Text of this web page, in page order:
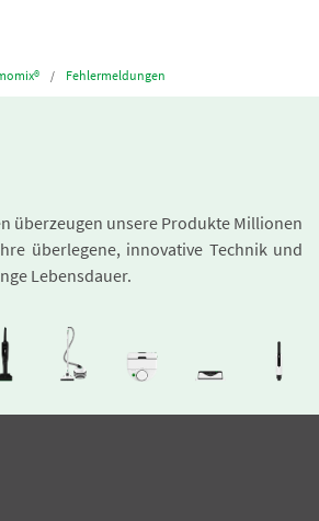
Fehlermeldungen
überzeugen unsere Produkte Millionen
überlegene, innovative Technik und
Lebensdauer.